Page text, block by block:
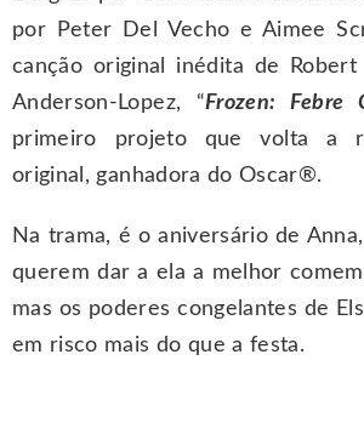
por Peter Del Vecho e Aimee
canção original inédita de
Anderson-Lopez, “Frozen: Febre
primeiro projeto que volta a
original, ganhadora do Oscar®.
Na trama, é o aniversário de
querem dar a ela a melhor
mas os poderes congelantes de
em risco mais do que a festa.